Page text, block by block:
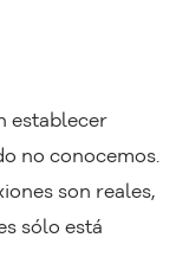
establecer
no conocemos.
son reales,
sólo está